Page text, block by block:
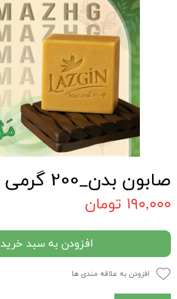
صابون بدن_200 گرمی
۱۹۰,۰۰۰ تومان
افزودن به سبد خرید
افزودن به علاقه مندی ها